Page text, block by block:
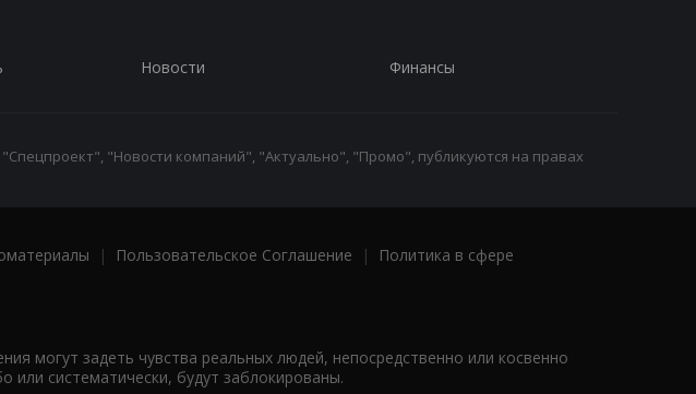
Новости Финансы
"Новости компаний", "Актуально", "Промо", публикуются на правах
| Пользовательское Соглашение |
Политика в сфере
могут задеть чувства реальных людей, непосредственно или косвенно
систематически, будут заблокированы.